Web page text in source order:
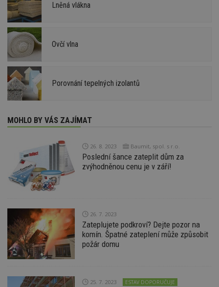
Lněná vlákna
Ovčí vlna
Porovnání tepelných izolantů
MOHLO BY VÁS ZAJÍMAT
26. 8. 2023 Baumit, spol. s r.o.
Poslední šance zateplit dům za
zvýhodněnou cenu je v září!
26. 7. 2023
Zateplujete podkroví? Dejte pozor na
komín. Špatné zateplení může způsobit
požár domu
25. 7. 2023 ESTAV DOPORUČUJE